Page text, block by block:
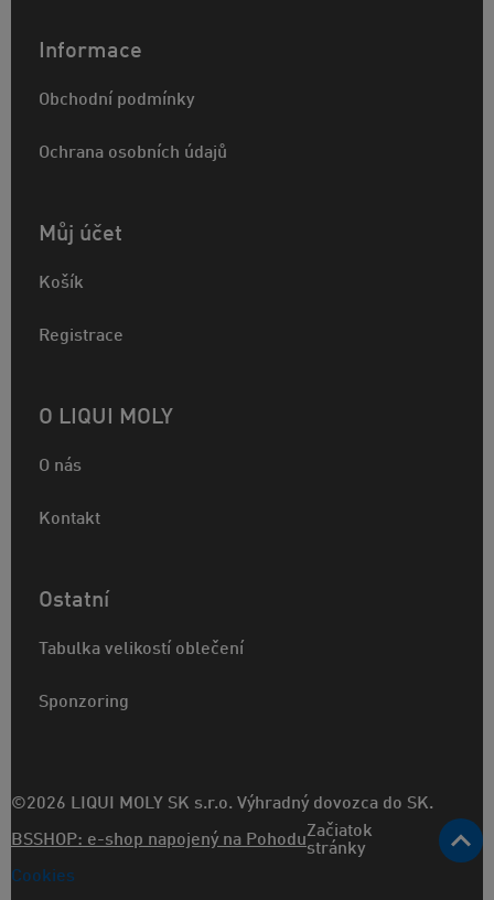
Informace
Obchodní podmínky
Ochrana osobních údajů
Můj účet
Košík
Registrace
O LIQUI MOLY
O nás
Kontakt
Ostatní
Tabulka velikostí oblečení
Sponzoring
©2026 LIQUI MOLY SK s.r.o. Výhradný dovozca do SK.
BSSHOP: e-shop napojený na PohoduZačiatok
stránky
Cookies